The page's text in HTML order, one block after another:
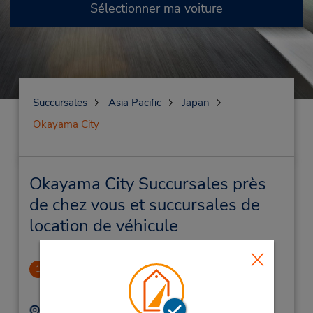
Sélectionner ma voiture
Succursales Asia Pacific
Japan
Okayama City
Okayama City Succursales près
de chez vous et succursales de
location de véhicule
1